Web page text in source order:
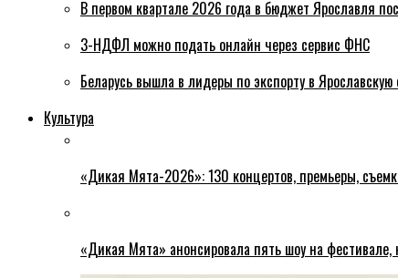
В первом квартале 2026 года в бюджет Ярославля
3-НДФЛ можно подать онлайн через сервис ФНС
Беларусь вышла в лидеры по экспорту в
Культура
«Дикая Мята-2026»: 130 концертов, премьеры,
«Дикая Мята» анонсировала пять шоу на фестивале,